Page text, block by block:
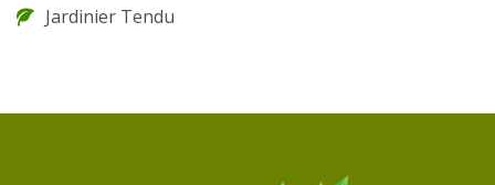
Jardinier Tendu